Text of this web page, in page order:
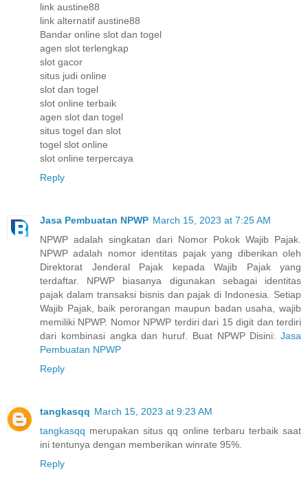
link austine88
link alternatif austine88
Bandar online slot dan togel
agen slot terlengkap
slot gacor
situs judi online
slot dan togel
slot online terbaik
agen slot dan togel
situs togel dan slot
togel slot online
slot online terpercaya
Reply
Jasa Pembuatan NPWP March 15, 2023 at 7:25 AM
NPWP adalah singkatan dari Nomor Pokok Wajib Pajak.
NPWP adalah nomor identitas pajak yang diberikan oleh
Direktorat Jenderal Pajak kepada Wajib Pajak yang
terdaftar. NPWP biasanya digunakan sebagai identitas
pajak dalam transaksi bisnis dan pajak di Indonesia. Setiap
Wajib Pajak, baik perorangan maupun badan usaha, wajib
memiliki NPWP. Nomor NPWP terdiri dari 15 digit dan terdiri
dari kombinasi angka dan huruf. Buat NPWP Disini: Jasa
Pembuatan NPWP
Reply
tangkasqq March 15, 2023 at 9:23 AM
tangkasqq merupakan situs qq online terbaru terbaik saat
ini tentunya dengan memberikan winrate 95%.
Reply